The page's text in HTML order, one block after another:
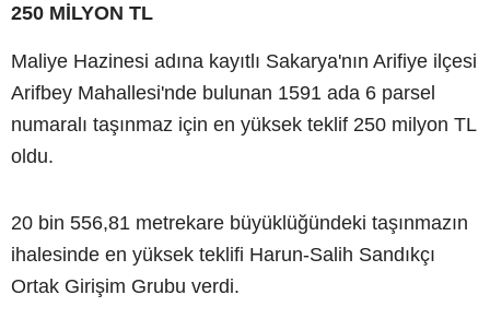
250 MİLYON TL
Maliye Hazinesi adına kayıtlı Sakarya'nın Arifiye ilçesi
Arifbey Mahallesi'nde bulunan 1591 ada 6 parsel
numaralı taşınmaz için en yüksek teklif 250 milyon TL
oldu.
20 bin 556,81 metrekare büyüklüğündeki taşınmazın
ihalesinde en yüksek teklifi Harun-Salih Sandıkçı
Ortak Girişim Grubu verdi.